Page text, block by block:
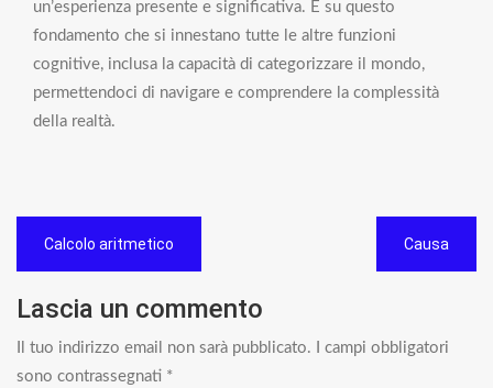
un’esperienza presente e significativa. È su questo
fondamento che si innestano tutte le altre funzioni
cognitive, inclusa la capacità di categorizzare il mondo,
permettendoci di navigare e comprendere la complessità
della realtà.
Navigazione
articoli
Calcolo aritmetico Causa
Lascia un commento
Il tuo indirizzo email non sarà pubblicato.
I campi obbligatori
sono contrassegnati *